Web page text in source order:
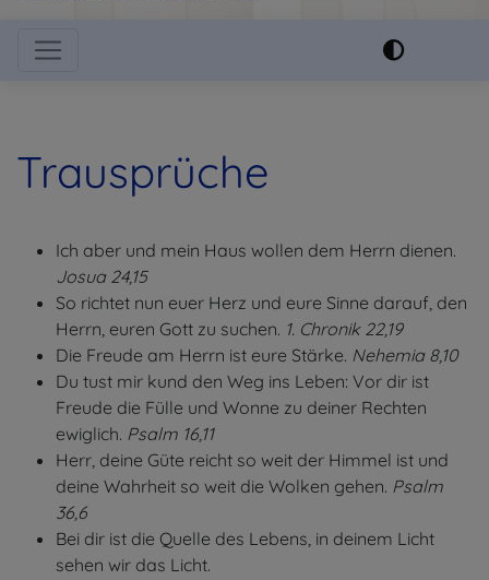
Hauptnavigation
Trausprüche
Ich aber und mein Haus wollen dem Herrn dienen.
Josua 24,15
So richtet nun euer Herz und eure Sinne darauf, den
Herrn, euren Gott zu suchen. 1. Chronik 22,19
Die Freude am Herrn ist eure Stärke. Nehemia 8,10
Du tust mir kund den Weg ins Leben: Vor dir ist
Freude die Fülle und Wonne zu deiner Rechten
ewiglich. Psalm 16,11
Herr, deine Güte reicht so weit der Himmel ist und
deine Wahrheit so weit die Wolken gehen. Psalm
36,6
Bei dir ist die Quelle des Lebens, in deinem Licht
sehen wir das Licht.